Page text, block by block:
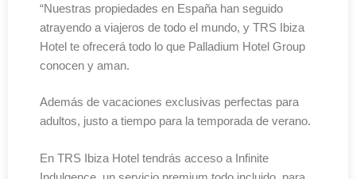
“Nuestras propiedades en España han seguido
atrayendo a viajeros de todo el mundo, y TRS Ibiza
Hotel te ofrecerá todo lo que Palladium Hotel Group
conocen y aman.
Además de vacaciones exclusivas perfectas para
adultos, justo a tiempo para la temporada de verano.
En TRS Ibiza Hotel tendrás acceso a Infinite